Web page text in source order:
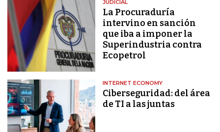
JUDICIAL
La Procuraduría
intervino en sanción
que iba a imponer la
Superindustria contra
Ecopetrol
INTERNET ECONOMY
Ciberseguridad: del área
de TI a las juntas